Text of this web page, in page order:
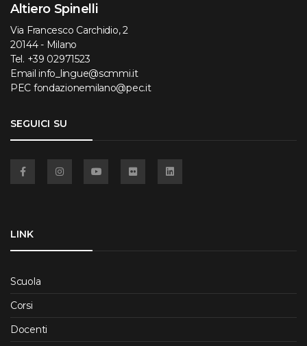
Altiero Spinelli
Via Francesco Carchidio, 2
20144 - Milano
Tel. +39 02971523
Email info_lingue@scmmi.it
PEC fondazionemilano@pec.it
SEGUICI SU
LINK
Scuola
Corsi
Docenti